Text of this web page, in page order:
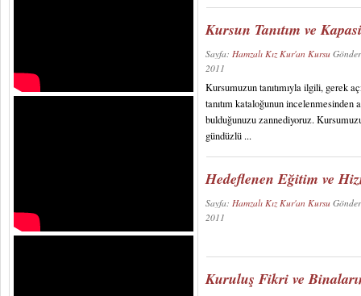
Kursun Tanıtım ve
Sayfa:Hamzalı Kız Kur'an Kursu
2011
Kursumuzun tanıtımıyla ilgili, gerek
tanıtım kataloğunun
bulduğunuzu zannediyoruz.
gündüzlü ...
Hedeflenen Eğitim ve
Sayfa: Hamzalı Kız Kur'an Kursu
2011
Kuruluş Fikri ve